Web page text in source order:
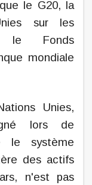
le G20, la
sur les
le Fonds
mondiale
Unies,
lors de
le système
des actifs
n'est pas